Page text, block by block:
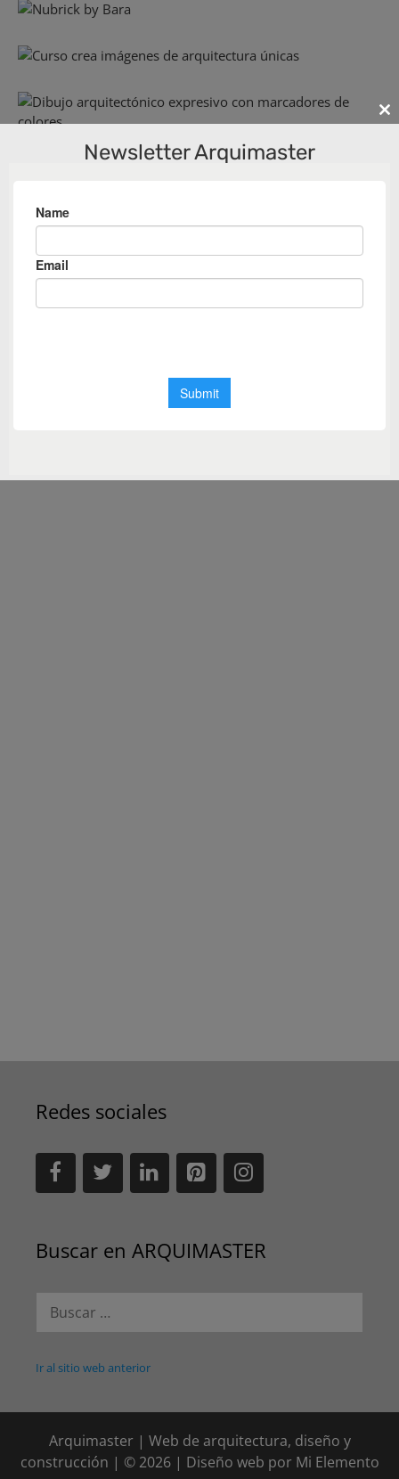
Redes sociales
Buscar en ARQUIMASTER
Ir al sitio web anterior
Arquimaster | Web de arquitectura, diseño y
construcción | © 2026 | Diseño web por Mi Elemento
Newsletter Arquimaster